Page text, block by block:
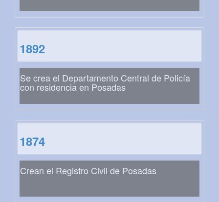
1892
Se crea el Departamento Central de Policía
con residencia en Posadas
1874
Crean el Registro Civil de Posadas